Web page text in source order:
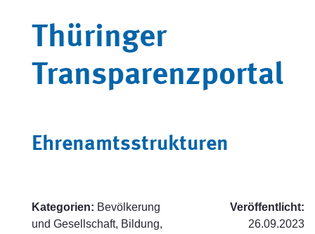
Thüringer
Transparenzportal
Ehrenamtsstrukturen
Kategorien: Bevölkerung
und Gesellschaft, Bildung,
Veröffentlicht:
26.09.2023